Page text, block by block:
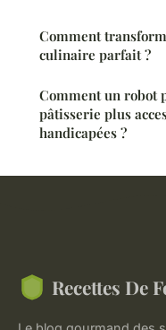
Comment
culinaire parfait ?
Comment un robot
pâtisserie plus
handicapées ?
Recettes De